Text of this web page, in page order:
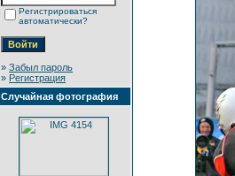
Регистрироваться
автоматически?
» Забыл пароль
» Регистрация
Случайная фотография